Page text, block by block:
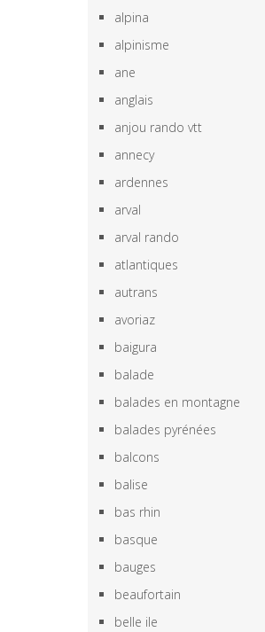
alpina
alpinisme
ane
anglais
anjou rando vtt
annecy
ardennes
arval
arval rando
atlantiques
autrans
avoriaz
baigura
balade
balades en montagne
balades pyrénées
balcons
balise
bas rhin
basque
bauges
beaufortain
belle ile